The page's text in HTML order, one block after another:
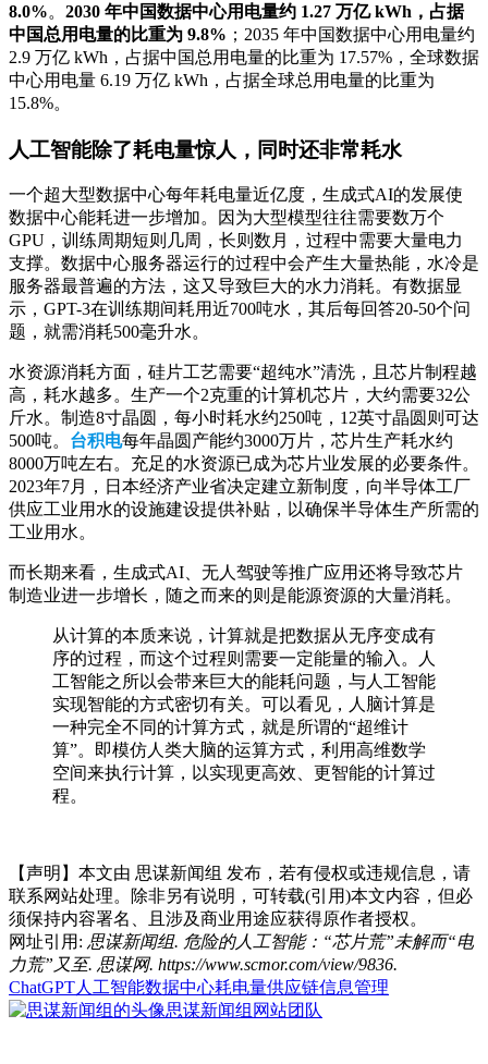
8.0%。 2030 年中国数据中心用电量约 1.27 万亿 kWh，占据
中国总用电量的比重为 9.8% ；2035 年中国数据中心用电量约
2.9 万亿 kWh，占据中国总用电量的比重为 17.57%，全球数据
中心用电量 6.19 万亿 kWh，占据全球总用电量的比重为
15.8%。
人工智能除了耗电量惊人，同时还非常耗水
一个超大型数据中心每年耗电量近亿度，生成式AI的发展使
数据中心能耗进一步增加。因为大型模型往往需要数万个
GPU，训练周期短则几周，长则数月，过程中需要大量电力
支撑。数据中心服务器运行的过程中会产生大量热能，水冷是
服务器最普遍的方法，这又导致巨大的水力消耗。有数据显
示，GPT-3在训练期间耗用近700吨水，其后每回答20-50个问
题，就需消耗500毫升水。
水资源消耗方面，硅片工艺需要“超纯水”清洗，且芯片制程越
高，耗水越多。生产一个2克重的计算机芯片，大约需要32公
斤水。制造8寸晶圆，每小时耗水约250吨，12英寸晶圆则可达
500吨。 台积电每年晶圆产能约3000万片，芯片生产耗水约
8000万吨左右。充足的水资源已成为芯片业发展的必要条件。
2023年7月，日本经济产业省决定建立新制度，向半导体工厂
供应工业用水的设施建设提供补贴，以确保半导体生产所需的
工业用水。
而长期来看，生成式AI、无人驾驶等推广应用还将导致芯片
制造业进一步增长，随之而来的则是能源资源的大量消耗。
从计算的本质来说，计算就是把数据从无序变成有
序的过程，而这个过程则需要一定能量的输入。人
工智能之所以会带来巨大的能耗问题，与人工智能
实现智能的方式密切有关。可以看见，人脑计算是
一种完全不同的计算方式，就是所谓的“超维计
算”。即模仿人类大脑的运算方式，利用高维数学
空间来执行计算，以实现更高效、更智能的计算过
程。
【声明】本文由 思谋新闻组 发布，若有侵权或违规信息，请
联系网站处理。除非另有说明，可转载(引用)本文内容，但必
须保持内容署名、且涉及商业用途应获得原作者授权。
网址引用: 思谋新闻组. 危险的人工智能：“芯片荒”未解而“电
力荒”又至. 思谋网. https://www.scmor.com/view/9836.
ChatGPT人工智能数据中心耗电量供应链信息管理
思谋新闻组 网站团队